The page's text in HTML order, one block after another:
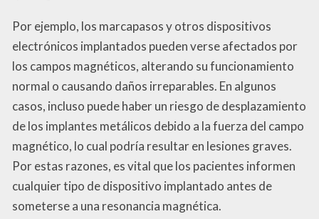
Por ejemplo, los marcapasos y otros dispositivos
electrónicos implantados pueden verse afectados por
los campos magnéticos, alterando su funcionamiento
normal o causando daños irreparables. En algunos
casos, incluso puede haber un riesgo de desplazamiento
de los implantes metálicos debido a la fuerza del campo
magnético, lo cual podría resultar en lesiones graves.
Por estas razones, es vital que los pacientes informen
cualquier tipo de dispositivo implantado antes de
someterse a una resonancia magnética.